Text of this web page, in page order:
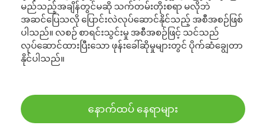
မည်သည့်အချိန်တွင်မဆို သက်တမ်းတိုးစရာ မလိုဘဲ
အဆင်ပြေသလို ပြောင်းလဲလုပ်ဆောင်နိုင်သည့် အစီအစဉ်ဖြစ်
ပါသည်။ လစဉ် စာရင်းသွင်းမှု အစီအစဉ်ဖြင့် သင်သည်
လုပ်ဆောင်ထားပြီးသော ဖုန်းခေါ်ဆိုမှုများတွင် ပိုက်ဆံချွေတာ
နိုင်ပါသည်။
နောက်ထပ် နေရာများ